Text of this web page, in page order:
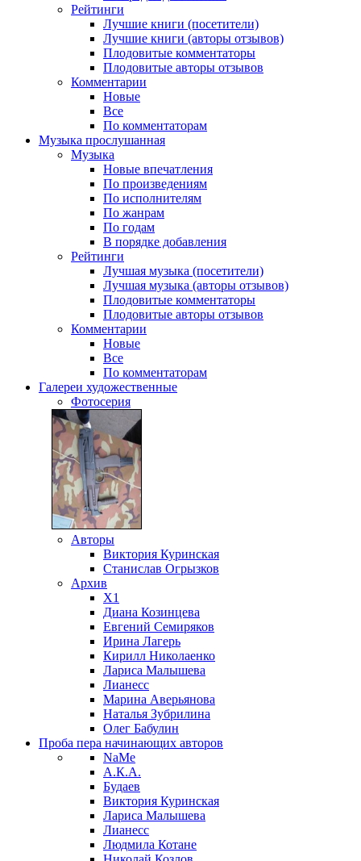
Рейтинги
Лучшие книги (посетители)
Лучшие книги (авторы отзывов)
Плодовитые комментаторы
Плодовитые авторы отзывов
Комментарии
Новые
Все
По комментаторам
Музыка прослушанная
Музыка
Новые впечатления
По произведениям
По исполнителям
По жанрам
По годам
В порядке добавления
Рейтинги
Лучшая музыка (посетители)
Лучшая музыка (авторы отзывов)
Плодовитые комментаторы
Плодовитые авторы отзывов
Комментарии
Новые
Все
По комментаторам
Галереи художественные
Фотосерия
Авторы
Виктория Куринская
Станислав Огрызков
Архив
X1
Диана Козинцева
Евгений Семиряков
Ирина Лагерь
Кирилл Николаенко
Лариса Малышева
Лианесс
Марина Аверьянова
Наталья Зубрилина
Олег Бабулин
Проба пера начинающих авторов
NaMe
А.К.А.
Будаев
Виктория Куринская
Лариса Малышева
Лианесс
Людмила Котане